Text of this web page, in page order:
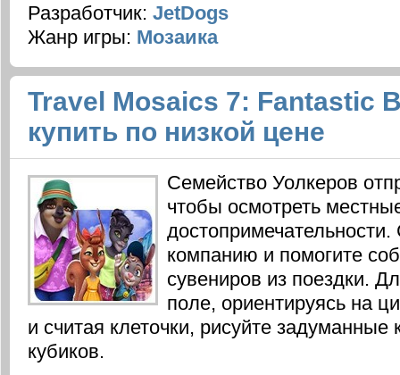
Разработчик: JetDogs
Жанр игры: Мозаика
Travel Mosaics 7: Fantastic
купить по низкой цене
Семейство Уолкеров
чтобы осмотреть
достопримечательности.
компанию и помогите
сувениров из поездки.
поле, ориентируясь на
и считая клеточки, рисуйте задуманные
кубиков.